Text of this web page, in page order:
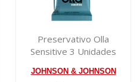
Preservativo Olla
Sensitive 3 Unidades
JOHNSON & JOHNSON